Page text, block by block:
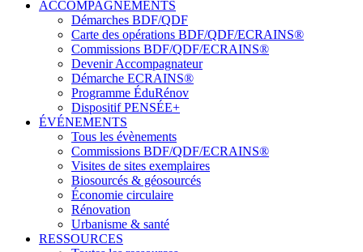
ACCOMPAGNEMENTS
Démarches BDF/QDF
Carte des opérations BDF/QDF/ECRAINS®
Commissions BDF/QDF/ECRAINS®
Devenir Accompagnateur
Démarche ECRAINS®
Programme ÉduRénov
Dispositif PENSÉE+
ÉVÉNEMENTS
Tous les évènements
Commissions BDF/QDF/ECRAINS®
Visites de sites exemplaires
Biosourcés & géosourcés
Économie circulaire
Rénovation
Urbanisme & santé
RESSOURCES